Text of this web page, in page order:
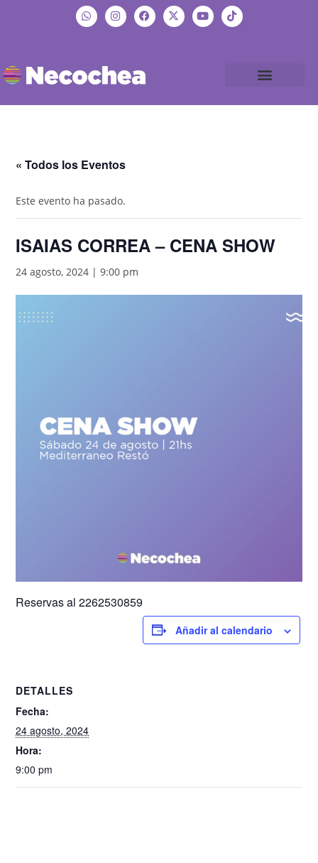
« Todos los Eventos
Este evento ha pasado.
ISAIAS CORREA – CENA SHOW
24 agosto, 2024 | 9:00 pm
Reservas al 2262530859
Añadir al calendario
DETALLES
Fecha:
24 agosto, 2024
Hora:
9:00 pm